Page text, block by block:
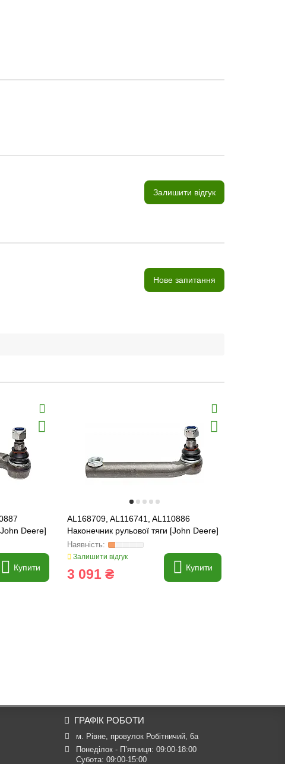
Залишити відгук
Нове запитання
Deere]
Купити
AL168709, AL116741, AL110886
Наконечник рульової тяги [John Deere]
Залишити відгук
3 091 ₴ Купити
ГРАФІК РОБОТИ
м. Рівне, провулок Робітничий, 6а
Понеділок - П’ятниця: 09:00-18:00
Субота: 09:00-15:00